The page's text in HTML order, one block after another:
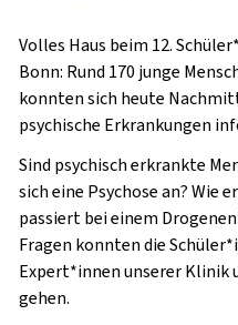
Volles Haus beim 12.
Bonn: Rund 170 junge
konnten sich heute
psychische Erkrankungen
Sind psychisch erkrankte
sich eine Psychose an? Wie
passiert bei einem
Fragen konnten die
Expert*innen unserer Klinik
gehen.